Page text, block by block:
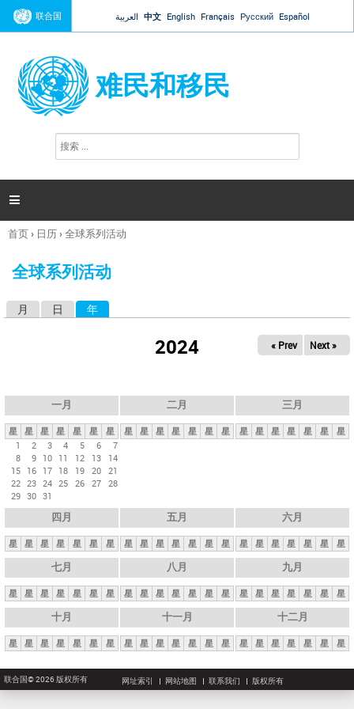
Jump to navigation
联合国 العربية 中文 English Français Русский Español
难民和移民
搜
索

你
这
首页› 日历›全球系列活动
全球系列活动
月 日 年
2024 « Prev Next »
一月
星 星 星 星 星 星
星
1
2 3 4 5 6
7
8
9 10 11 12 13
14
15 16 17 18 19 20 21
22 23 24 25 26 27 28
29 30 31
二月
星 星 星 星 星 星 星
三月
星 星 星 星 星 星 星
四月
星 星 星 星 星 星 星
五月
星 星 星 星 星 星 星
六月
星 星 星 星 星 星 星
七月
星 星 星 星 星 星 星
八月
星 星 星 星 星 星 星
九月
星 星 星 星 星 星 星
十月
星 星 星 星 星 星 星
十一月
星 星 星 星 星 星 星
十二月
星 星 星 星 星 星 星
联合国© 2026 版权所有 网址索引 网站地图 联系我们 版权所有